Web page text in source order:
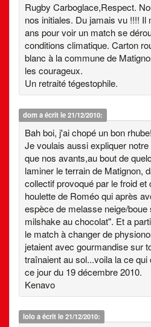
Rugby Carboglace,Respect.
nos initiales. Du jamais vu !!!! Il
ans pour voir un match se
conditions climatique. Carton
blanc à la commune de
les courageux.
Un retraité tégestophile.
doma écrit le 21/12/2010:
Bah boi, j'ai chopé un bon
Je voulais aussi expliquer
que nos avants,au bout de
laminer le terrain de Matignon,
collectif provoqué par le froid
houlette de Roméo qui après
espèce de melasse neige/
milshake au chocolat". Et a
le match à changer de
jetaient avec gourmandise sur
traînaient au sol...voila la ce
ce jour du 19 décembre 2010.
Kenavo
loloa écrit le 21/12/2010: